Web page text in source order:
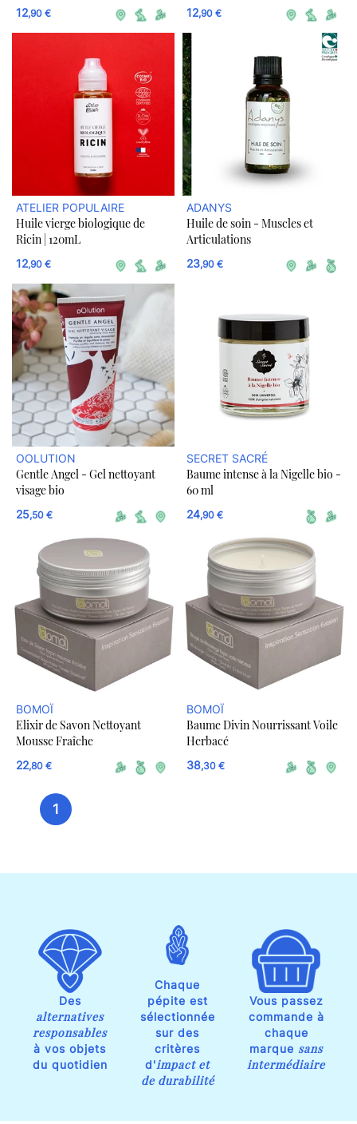
12,90 € 12,90 €
ATELIER POPULAIRE
Huile vierge biologique de
Ricin | 120mL
12,90 €
ADANYS
Huile de soin - Muscles et
Articulations
23,90 €
OOLUTION
Gentle Angel - Gel nettoyant
visage bio
25,50 €
SECRET SACRÉ
Baume intense à la Nigelle bio -
60 ml
24,90 €
BOMOÏ
Elixir de Savon Nettoyant
Mousse Fraîche
22,80 €
BOMOÏ
Baume Divin Nourrissant Voile
Herbacé
38,30 €
1
Des
alternatives
responsables
à vos objets
du quotidien
Chaque
pépite est
sélectionnée
sur des
critères
d'impact et
de durabilité
Vous passez
commande à
chaque
marque sans
intermédiaire